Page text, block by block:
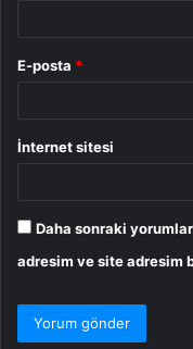
E-posta *
İnternet sitesi
Daha sonraki
adresim ve site adresim